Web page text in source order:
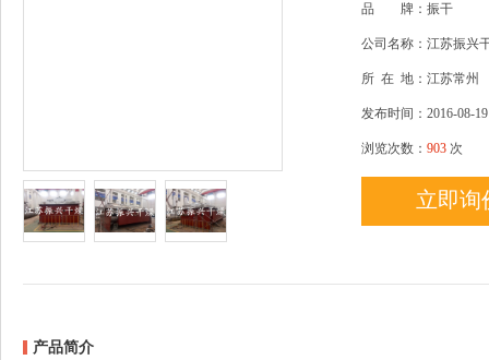
品 牌：振干
公司名称：江苏振兴
所 在 地：江苏常州
发布时间：2016-08-19
浏览次数： 903 次
立即询
产品简介